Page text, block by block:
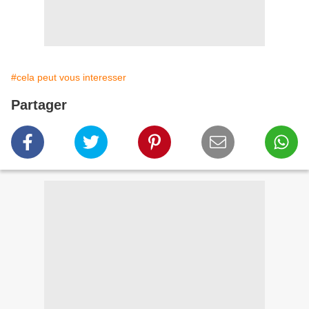
#cela peut vous interesser
Partager